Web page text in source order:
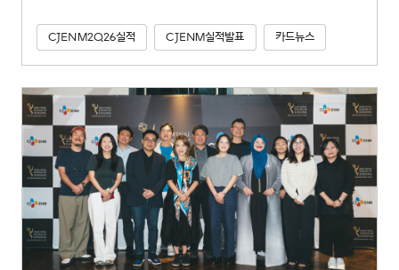
CJENM2Q26실적 CJENM실적발표 카드뉴스